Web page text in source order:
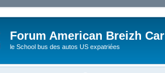
Forum American Breizh Car
le School bus des autos US expatriées